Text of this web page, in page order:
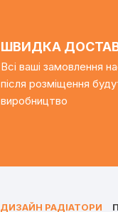
ШВИДКА
Всі ваші замовлення
після розміщення
виробництво
ДИЗАЙН РАДІАТОРИ